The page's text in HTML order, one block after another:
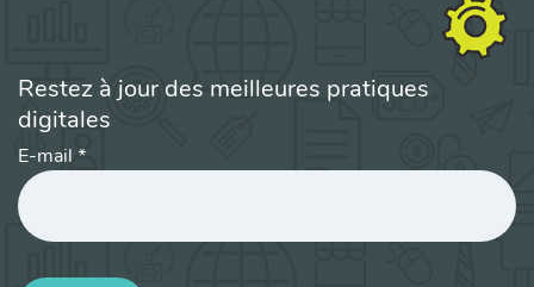
Restez à jour des meilleures pratiques
digitales
E-mail *